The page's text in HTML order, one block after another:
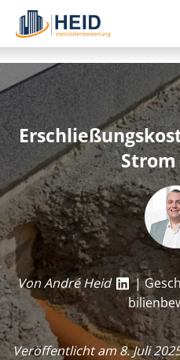
Strom
Von André Heid
|
Veröffentlicht am 8. Juli